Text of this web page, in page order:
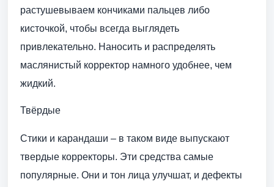
растушевываем кончиками пальцев либо
кисточкой, чтобы всегда выглядеть
привлекательно. Наносить и распределять
маслянистый корректор намного удобнее, чем
жидкий.
Твёрдые
Стики и карандаши – в таком виде выпускают
твердые корректоры. Эти средства самые
популярные. Они и тон лица улучшат, и дефекты